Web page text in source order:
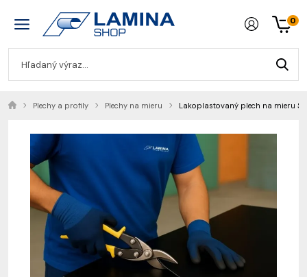
0
Plechy a profily Plechy na mieru Lakoplastovaný plech na mieru